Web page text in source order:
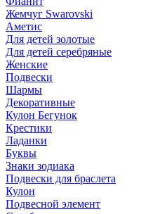
Жемчуг Swarovski
Аметис
Для детей золотые
Для детей серебряные
Женские
Подвески
Шармы
Декоративные
Кулон Бегунок
Крестики
Ладанки
Буквы
Знаки зодиака
Подвески для браслета
Кулон
Подвесной элемент